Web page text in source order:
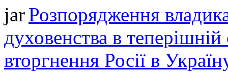
Розпорядження
духовенства в теперішній
вторгнення Росії в